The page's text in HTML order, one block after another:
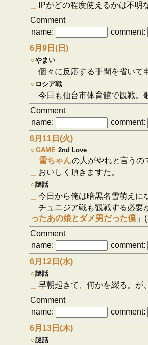
IPがどの程度使えるかは不明
Comment
name:
comment:
6月9日(日)
○やまい
個々に反応する手間を省いて
○ ロシア戦
今日も仙台市体育館で観戦。
Comment
name:
comment:
6月11日(火)
○ GAME 2nd Love
雪ちゃんの人がやれと言うの
おいしく頂きますた。
○謎話
今日から俺は暗黒名雪萌えに
チュニジア戦も観戦する必
ったあの娘とダメ男だった僕 」(
Comment
name:
comment:
6月12日(水)
○謎話
早朝起きて、何かを綴る。が
Comment
name:
comment:
6月13日(木)
○謎話